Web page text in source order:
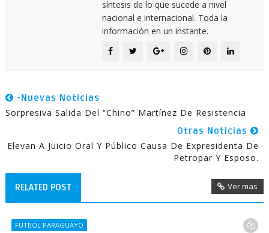
síntesis de lo que sucede a nivel
nacional e internacional. Toda la
información en un instante.
-Nuevas Noticias
Sorpresiva Salida Del “Chino” Martínez De Resistencia
Otras Noticias
Elevan A Juicio Oral Y Público Causa De Expresidenta De
Petropar Y Esposo.
RELATED POST Ver mas
FUTBOL PARAGUAYO